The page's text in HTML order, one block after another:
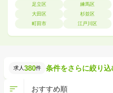
足立区
練馬区
大田区
杉並区
町田市
江戸川区
求人 380件 条件をさらに絞り込